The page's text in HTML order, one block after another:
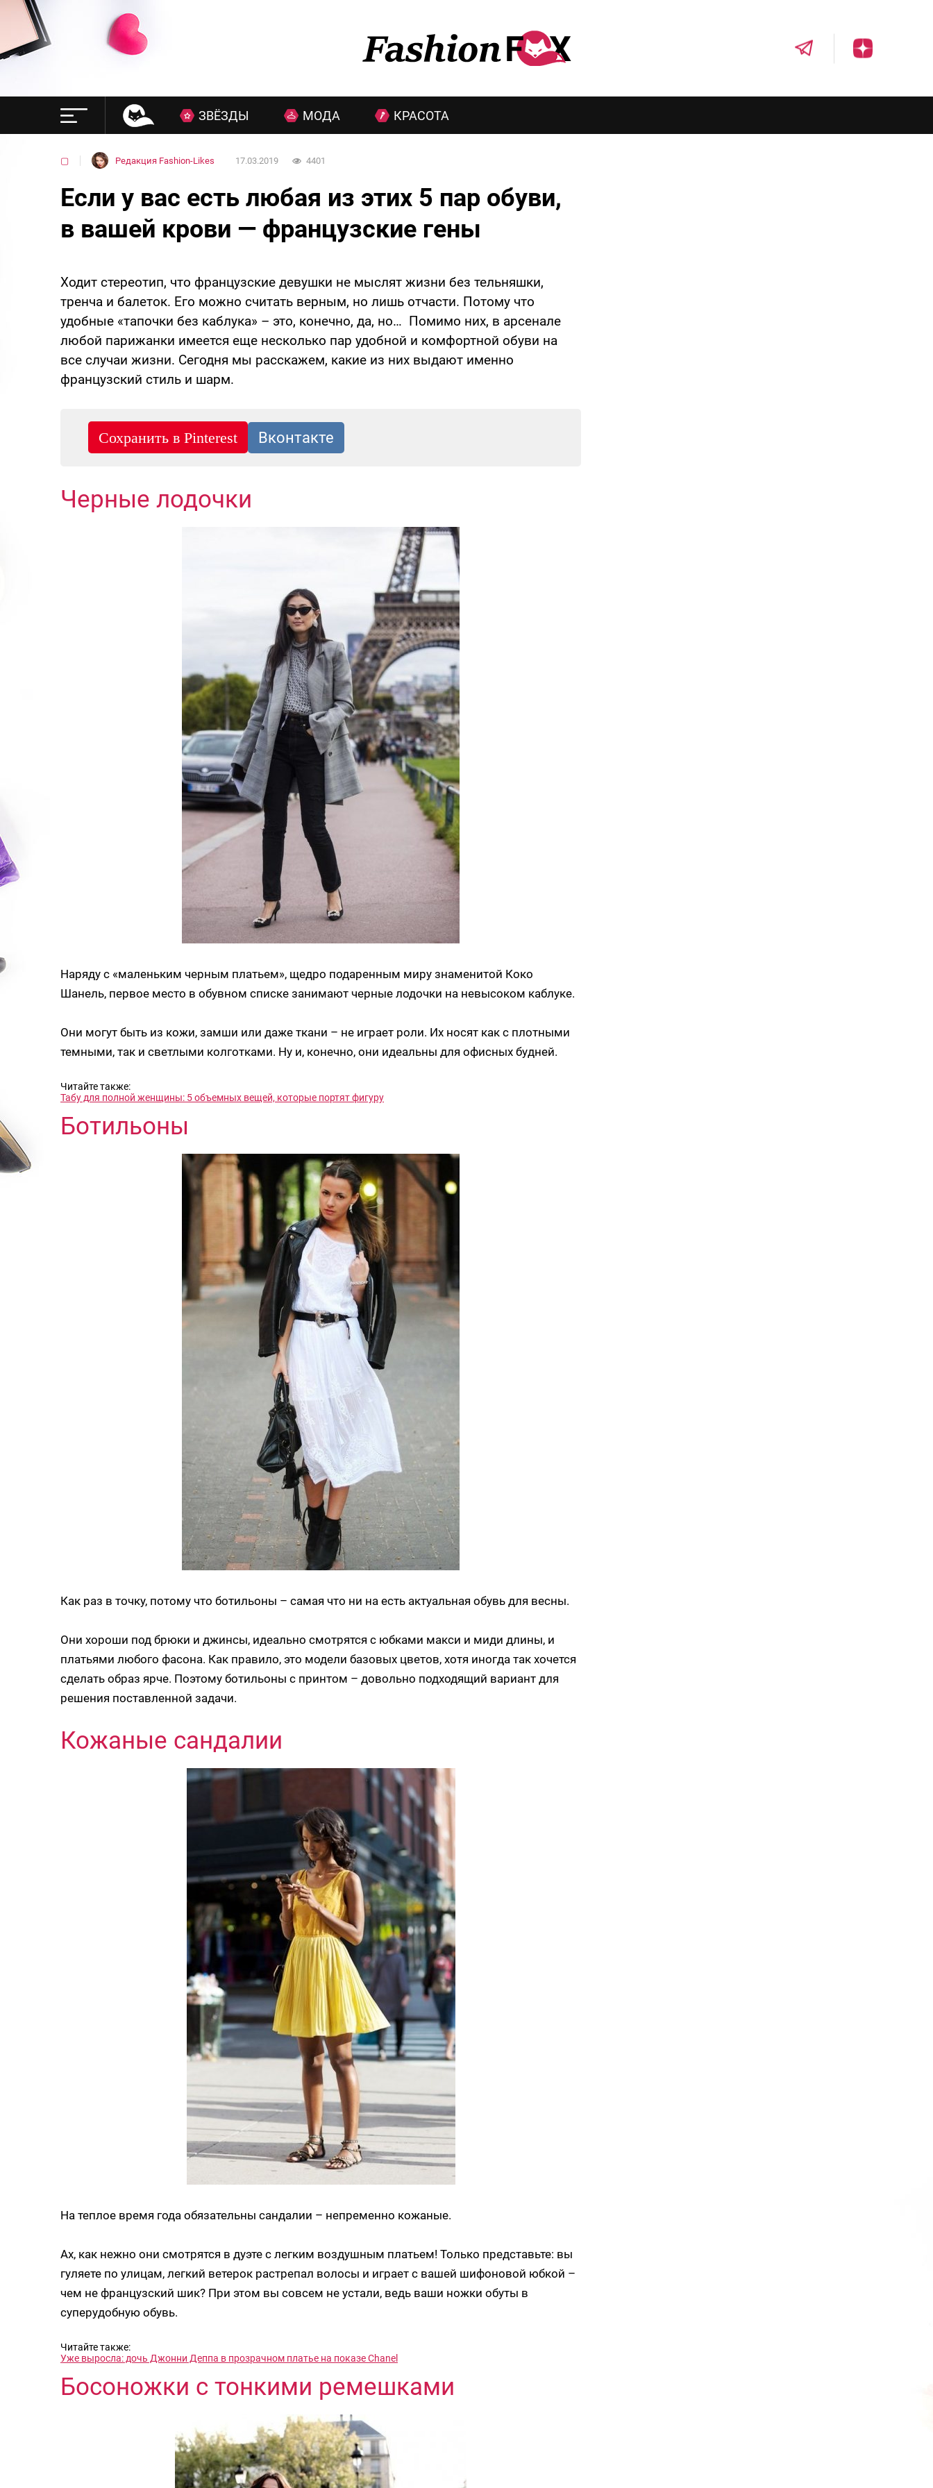
ЗВЁЗДЫ МОДА КРАСОТА
▢ Редакция Fashion-Likes 17.03.2019 4401
Если у вас есть любая из этих 5 пар обуви,
в вашей крови — французские гены
Ходит стереотип, что французские девушки не мыслят жизни без тельняшки,
тренча и балеток. Его можно считать верным, но лишь отчасти. Потому что
удобные «тапочки без каблука» – это, конечно, да, но… Помимо них, в арсенале
любой парижанки имеется еще несколько пар удобной и комфортной обуви на
все случаи жизни. Сегодня мы расскажем, какие из них выдают именно
французский стиль и шарм.
Черные лодочки
Наряду с «маленьким черным платьем», щедро подаренным миру знаменитой Коко
Шанель, первое место в обувном списке занимают черные лодочки на невысоком каблуке.
Они могут быть из кожи, замши или даже ткани – не играет роли. Их носят как с плотными
темными, так и светлыми колготками. Ну и, конечно, они идеальны для офисных будней.
Читайте также:
Табу для полной женщины: 5 объемных вещей, которые портят фигуру
Ботильоны
Как раз в точку, потому что ботильоны – самая что ни на есть актуальная обувь для весны.
Они хороши под брюки и джинсы, идеально смотрятся с юбками макси и миди длины, и
платьями любого фасона. Как правило, это модели базовых цветов, хотя иногда так хочется
сделать образ ярче. Поэтому ботильоны с принтом – довольно подходящий вариант для
решения поставленной задачи.
Кожаные сандалии
На теплое время года обязательны сандалии – непременно кожаные.
Ах, как нежно они смотрятся в дуэте с легким воздушным платьем! Только представьте: вы
гуляете по улицам, легкий ветерок растрепал волосы и играет с вашей шифоновой юбкой –
чем не французский шик? При этом вы совсем не устали, ведь ваши ножки обуты в
суперудобную обувь.
Читайте также:
Уже выросла: дочь Джонни Деппа в прозрачном платье на показе Chanel
Босоножки с тонкими ремешками